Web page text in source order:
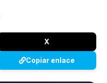
X
Copiar enlace